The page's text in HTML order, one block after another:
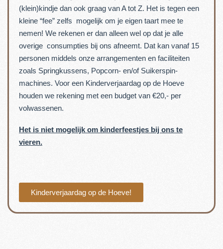
(klein)kindje dan ook graag van A tot Z. Het is tegen een
kleine “fee” zelfs mogelijk om je eigen taart mee te
nemen! We rekenen er dan alleen wel op dat je alle
overige consumpties bij ons afneemt. Dat kan vanaf 15
personen middels onze arrangementen en faciliteiten
zoals Springkussens, Popcorn- en/of Suikerspin-
machines. Voor een Kinderverjaardag op de Hoeve
houden we rekening met een budget van €20,- per
volwassenen.
Het is niet mogelijk om kinderfeestjes bij ons te
vieren.
Kinderverjaardag op de Hoeve!